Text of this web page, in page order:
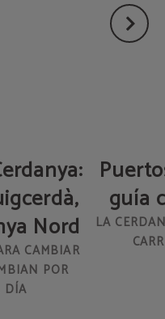
Nord
CAMBIAR
POR
DÍA
guía
LA